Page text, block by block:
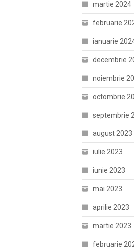
martie 2024
februarie
ianuarie
decembrie
noiembrie
octombrie
septembrie
august 2023
iulie 2023
iunie 2023
mai 2023
aprilie 2023
martie 2023
februarie